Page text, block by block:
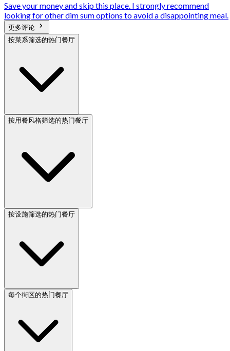
Save your money and skip this place. I strongly recommend
looking for other dim sum options to avoid a disappointing meal.
更多评论
按菜系筛选的热门餐厅
按用餐风格筛选的热门餐厅
按设施筛选的热门餐厅
每个街区的热门餐厅